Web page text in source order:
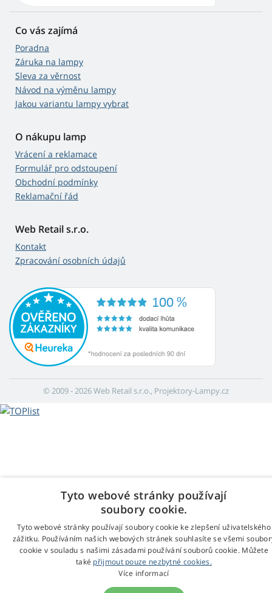
Co vás zajímá
Poradna
Záruka na lampy
Sleva za věrnost
Návod na výměnu lampy
Jakou variantu lampy vybrat
O nákupu lamp
Vrácení a reklamace
Formulář pro odstoupení
Obchodní podmínky
Reklamační řád
Web Retail s.r.o.
Kontakt
Zpracování osobních údajů
© 2009 - 2026 Web Retail s.r.o., Projektory-Lampy.cz
Tyto webové stránky používají
soubory cookie.
Tyto webové stránky používají soubory cookie ke zlepšení uživatelského
zážitku. Používáním našich webových stránek souhlasíte se všemi
cookie v souladu s našimi zásadami používání souborů cookie. Můžete
také přijmout pouze nezbytné cookies.
Více informací